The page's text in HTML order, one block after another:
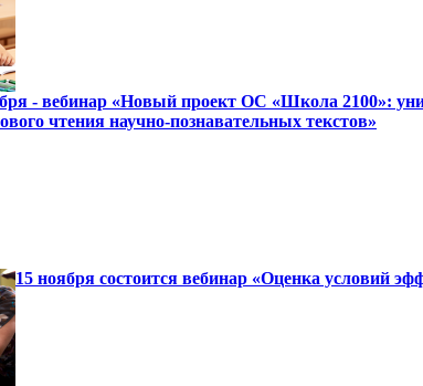
- вебинар «Новый проект ОС «Школа 2100»:
чтения научно-познавательных текстов»
15 ноября состоится вебинар «Оценка условий